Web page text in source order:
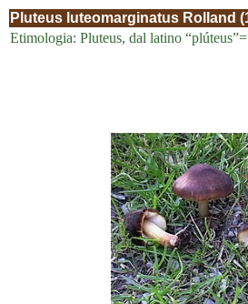
Pluteus luteomarginatus Rolland
Etimologia: Pluteus, dal latino